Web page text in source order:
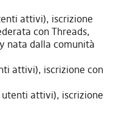
attivi), iscrizione
con Threads,
nata dalla comunità
attivi), iscrizione con
utenti attivi), iscrizione